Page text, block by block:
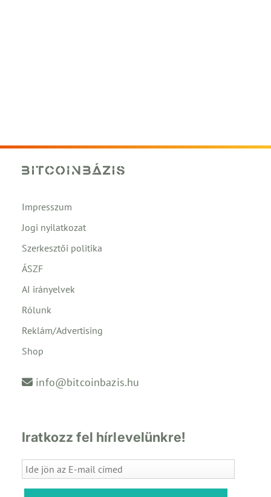
Impresszum
Jogi nyilatkozat
Szerkesztői politika
ÁSZF
AI irányelvek
Rólunk
Reklám/Advertising
Shop
info@bitcoinbazis.hu
Iratkozz fel hírlevelünkre!